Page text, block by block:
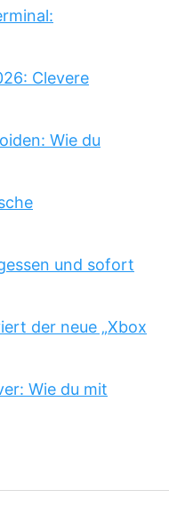
Clevere
Wie du
und sofort
der neue „Xbox
Wie du mit